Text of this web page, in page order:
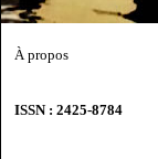
À propos
ISSN : 2425-8784